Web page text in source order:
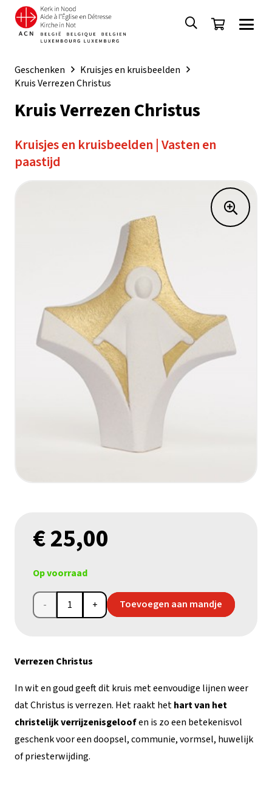
Geschenken
Kruisjes en kruisbeelden
Kruis Verrezen Christus
Kruis Verrezen Christus
Kruisjes en kruisbeelden |Vasten en
paastijd
€25,00
Op voorraad
Kruis
Toevoegen aan mandje
Verrezen Christus
In wit en goud geeft dit kruis met eenvoudige lijnen weer
dat Christus is verrezen. Het raakt hethart van het
christelijk verrijzenisgeloofen is zo een betekenisvol
geschenk voor een doopsel, communie, vormsel, huwelijk
of priesterwijding.